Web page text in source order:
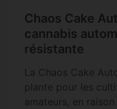
Chaos Cake
cannabis
résistante
La Chaos Cake
plante pour les
amateurs, en raison